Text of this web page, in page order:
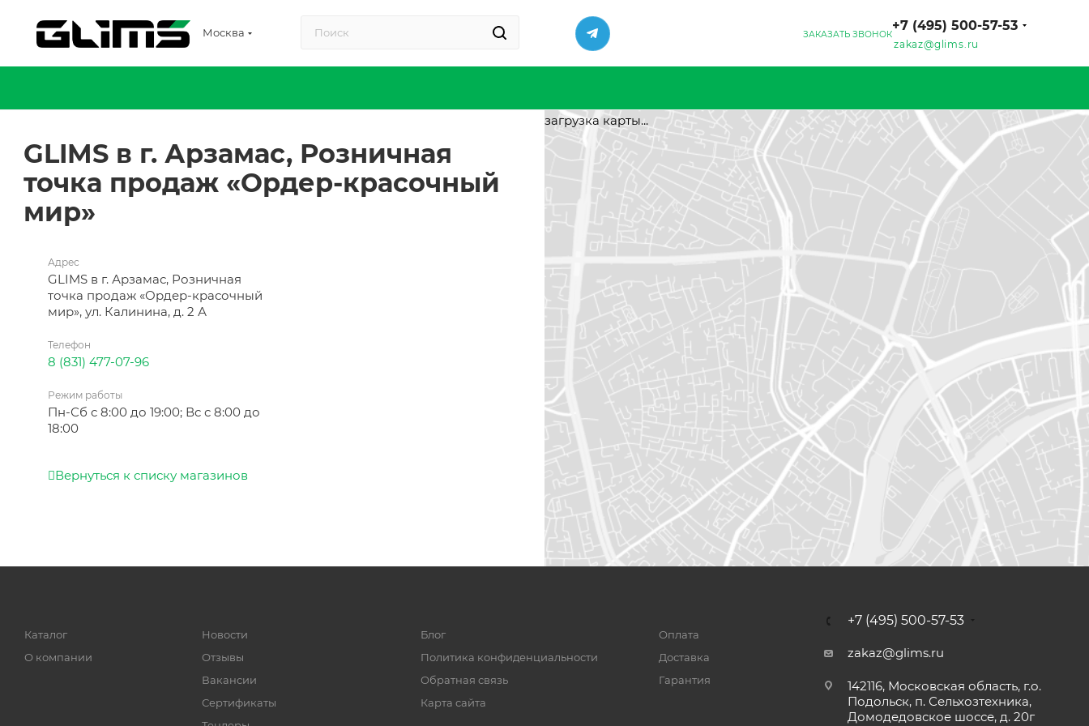
Москва ЗАКАЗАТЬ ЗВОНОК
+7 (495) 500-57-53
zakaz@glims.ru
GLIMS в г. Арзамас, Розничная
точка продаж «Ордер-красочный
мир»
Адрес
GLIMS в г. Арзамас, Розничная
точка продаж «Ордер-красочный
мир», ул. Калинина, д. 2 А
Телефон
8 (831) 477-07-96
Режим работы
Пн-Сб с 8:00 до 19:00; Вс с 8:00 до
18:00
Вернуться к списку магазинов
загрузка карты...
Каталог
О компании
Новости
Отзывы
Вакансии
Сертификаты
Блог
Политика конфиденциальности
Обратная связь
Карта сайта
Оплата
Доставка
Гарантия
+7 (495) 500-57-53
zakaz@glims.ru
142116, Московская область, г.о.
Подольск, п. Сельхозтехника,
Домодедовское шоссе, д. 20г